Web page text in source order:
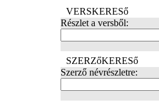
VERSKERESő
Részlet a versből:
SZERZőKERESő
Szerző névrészletre: